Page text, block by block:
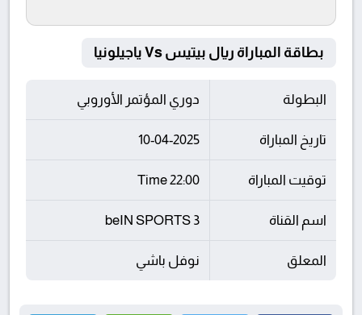
بطاقة المباراة ريال بيتيس Vs ياجيلونيا
البطولة دوري المؤتمر الأوروبي
تاريخ المباراة 10-04-2025
توقيت المباراة 22:00 Time
اسم القناة beIN SPORTS 3
المعلق نوفل باشي